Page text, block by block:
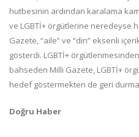
hutbesinin ardından karalama
ve LGBTİ+ örgütlerine neredeyse
Gazete, “aile” ve “din” eksenli
gösterdi. LGBTİ+
bahseden Milli Gazete, LGBTİ+
hedef göstermekten de geri
Doğru Haber